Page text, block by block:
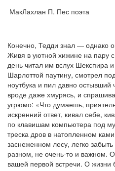
МакЛахлан П. Пес поэта
Конечно, Тедди знал — однако
Живя в уютной хижине на пару
день читал им вслух Шекспира
Шарлоттой паутину, смотрел
ноутбука и пил давно остывший
вроде даже хмурясь, и
угрюмо: «Что думаешь,
искренний ответ, кивал себе,
по клавишам компьютера под
треска дров в натопленном
заснеженном лесу, легко
разном, не очень-то и важном.
вашей первой встречи. О жизни